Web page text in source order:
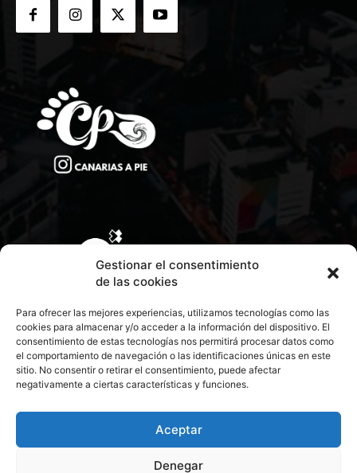
Gestionar el consentimiento
de las cookies
Para ofrecer las mejores experiencias, utilizamos tecnologías como las
cookies para almacenar y/o acceder a la información del dispositivo. El
consentimiento de estas tecnologías nos permitirá procesar datos como
el comportamiento de navegación o las identificaciones únicas en este
sitio. No consentir o retirar el consentimiento, puede afectar
negativamente a ciertas características y funciones.
Aceptar
Denegar
CONTACTA CON NOSOTROS